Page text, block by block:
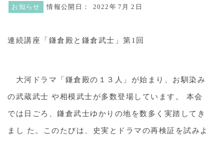
お知らせ 情報公開日： 2022年 7月 2日
連続講座「鎌倉殿と鎌倉武士」第1回
大河ドラマ「鎌倉殿の１３人」が始まり、お馴染み
の武蔵武士 や相模武士が多数登場しています。 本会
では日ごろ、鎌倉武士ゆかりの地を数多く実踏してき
まし た。このたびは、史実とドラマの再検証を試みよ